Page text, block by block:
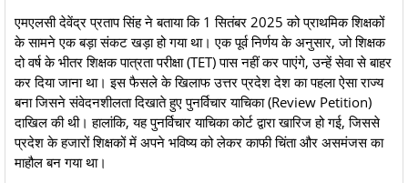
​एमएलसी देवेंद्र प्रताप सिंह ने बताया कि 1 सितंबर 2025 को प्राथमिक शिक्षकों
के सामने एक बड़ा संकट खड़ा हो गया था। एक पूर्व निर्णय के अनुसार, जो शिक्षक
दो वर्ष के भीतर शिक्षक पात्रता परीक्षा (TET) पास नहीं कर पाएंगे, उन्हें सेवा से बाहर
कर दिया जाना था। इस फैसले के खिलाफ उत्तर प्रदेश देश का पहला ऐसा राज्य
बना जिसने संवेदनशीलता दिखाते हुए पुनर्विचार याचिका (Review Petition)
दाखिल की थी। हालांकि, यह पुनर्विचार याचिका कोर्ट द्वारा खारिज हो गई, जिससे
प्रदेश के हजारों शिक्षकों में अपने भविष्य को लेकर काफी चिंता और असमंजस का
माहौल बन गया था।